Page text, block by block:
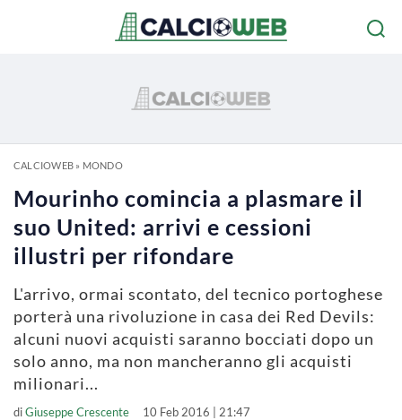
CALCIOWEB» MONDO
Mourinho comincia a plasmare il
suo United: arrivi e cessioni
illustri per rifondare
L'arrivo, ormai scontato, del tecnico portoghese
porterà una rivoluzione in casa dei Red Devils:
alcuni nuovi acquisti saranno bocciati dopo un
solo anno, ma non mancheranno gli acquisti
milionari...
diGiuseppe Crescente 10 Feb 2016 | 21:47